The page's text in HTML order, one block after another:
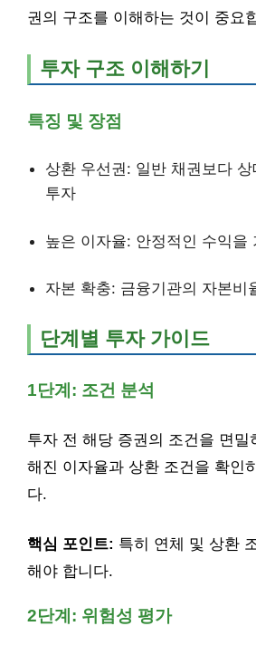
권의 구조를 이해하는 것이 중요
투자 구조 이해하기
특징 및 장점
상환 우선권: 일반 채권보다
투자
높은 이자율: 안정적인 수익을
자본 확충: 금융기관의 자본비
단계별 투자 가이드
1단계: 조건 분석
투자 전 해당 증권의 조건을 면밀
해진 이자율과 상환 조건을 확인
다.
핵심 포인트: 특히 연체 및 상환
해야 합니다.
2단계: 위험성 평가